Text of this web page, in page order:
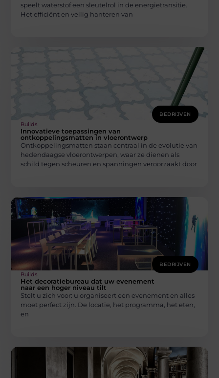
speelt waterstof een sleutelrol in de energietransitie.
Het efficiënt en veilig hanteren van
BEDRIJVEN
Builds
Innovatieve toepassingen van
ontkoppelingsmatten in vloerontwerp
Ontkoppelingsmatten staan centraal in de evolutie van
hedendaagse vloerontwerpen, waar ze dienen als
schild tegen scheuren en spanningen veroorzaakt door
BEDRIJVEN
Builds
Het decoratiebureau dat uw evenement
naar een hoger niveau tilt
Stelt u zich voor: u organiseert een evenement en alles
moet perfect zijn. De locatie, het programma, het eten,
en